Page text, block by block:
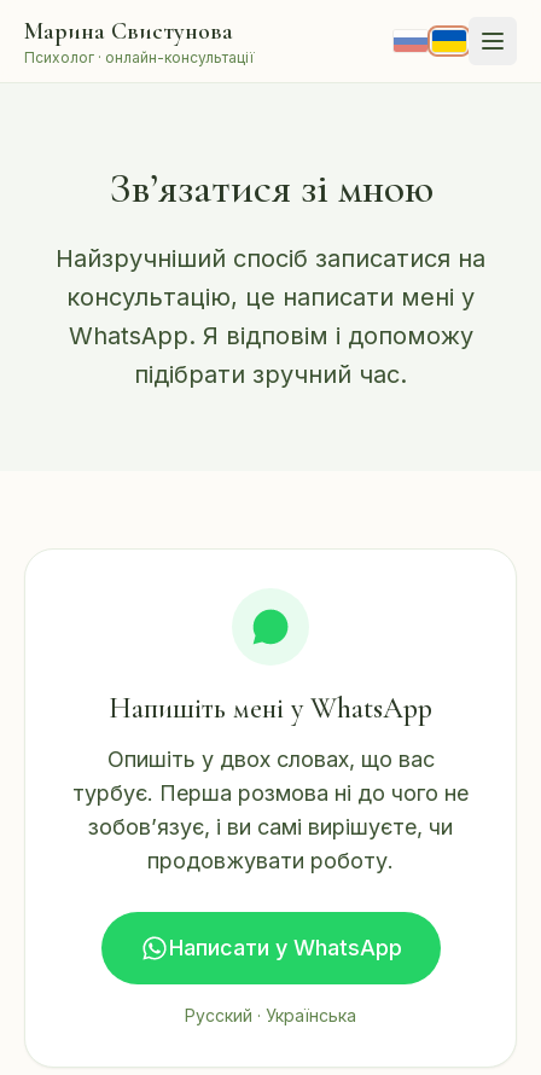
Марина Свистунова
Психолог · онлайн-консультації
Зв’язатися зі мною
Найзручніший спосіб записатися на
консультацію, це написати мені у
WhatsApp. Я відповім і допоможу
підібрати зручний час.
Напишіть мені у WhatsApp
Опишіть у двох словах, що вас
турбує. Перша розмова ні до чого не
зобов’язує, і ви самі вирішуєте, чи
продовжувати роботу.
Написати у WhatsApp
Русский · Українська